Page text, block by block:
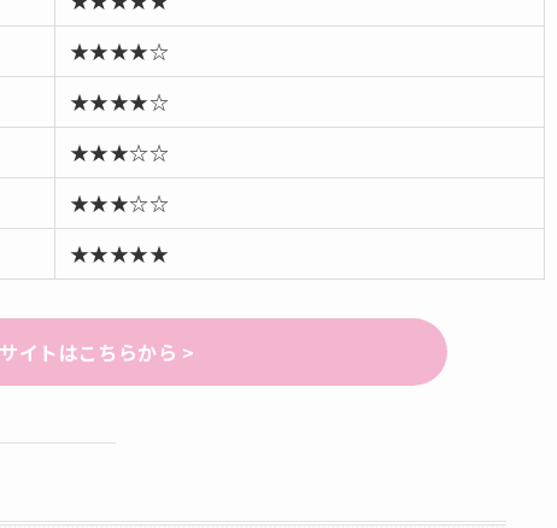
★★★★☆
★★★★☆
★★★☆☆
★★★☆☆
★★★★★
イトはこちらから >